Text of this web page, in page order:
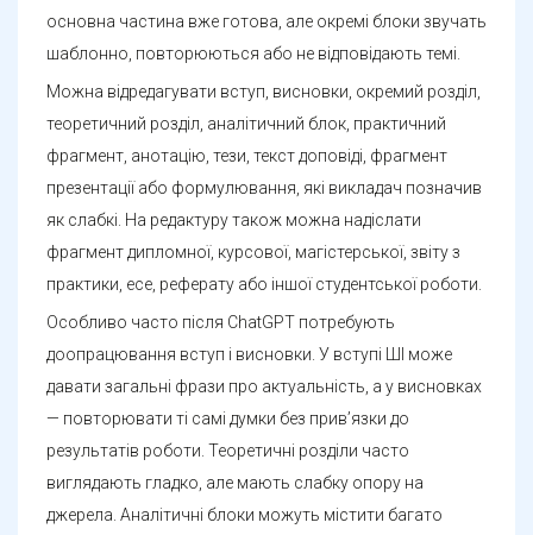
основна частина вже готова, але окремі блоки звучать
шаблонно, повторюються або не відповідають темі.
Можна відредагувати вступ, висновки, окремий розділ,
теоретичний розділ, аналітичний блок, практичний
фрагмент, анотацію, тези, текст доповіді, фрагмент
презентації або формулювання, які викладач позначив
як слабкі. На редактуру також можна надіслати
фрагмент дипломної, курсової, магістерської, звіту з
практики, есе, реферату або іншої студентської роботи.
Особливо часто після ChatGPT потребують
доопрацювання вступ і висновки. У вступі ШІ може
давати загальні фрази про актуальність, а у висновках
— повторювати ті самі думки без прив’язки до
результатів роботи. Теоретичні розділи часто
виглядають гладко, але мають слабку опору на
джерела. Аналітичні блоки можуть містити багато